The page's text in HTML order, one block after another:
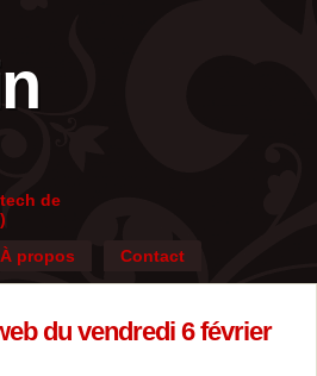
de
À propos Contact
du vendredi 6 février